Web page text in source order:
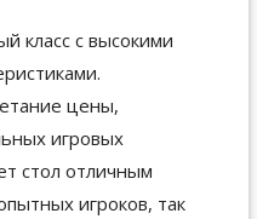
класс с высокими
цены,
игровых
стол отличным
игроков, так